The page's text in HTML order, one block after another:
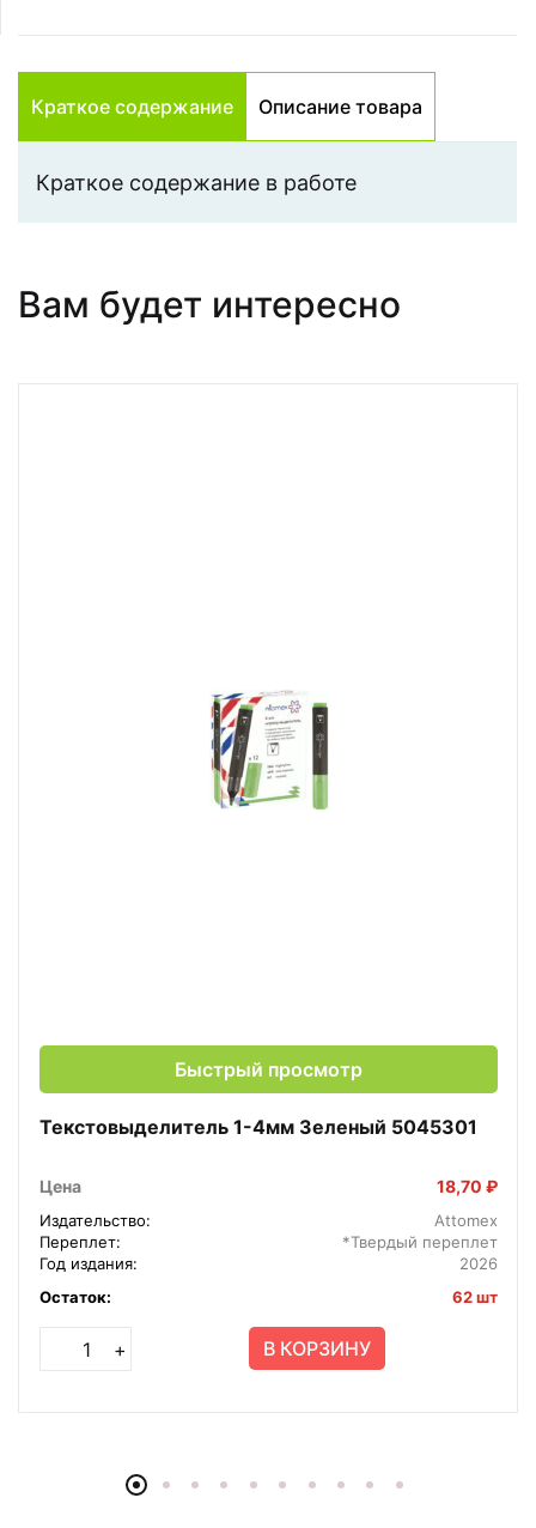
Краткое содержание Описание товара
Краткое содержание в работе
Вам будет интересно
Быстрый просмотр
Текстовыделитель 1-4мм Зеленый 5045301
Цена 18,70 ₽
Издательство:
Attomex
Переплет:
*Твердый переплет
Год издания:
2026
Остаток:
62 шт
+ В КОРЗИНУ